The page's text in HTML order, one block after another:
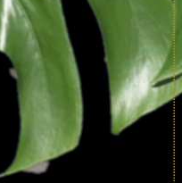
dengan
piksel